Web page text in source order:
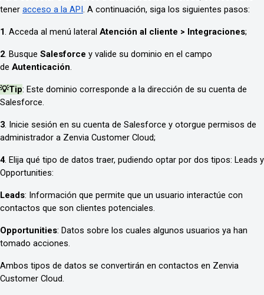
tener acceso a la API. A continuación, siga los siguientes pasos:
1. Acceda al menú lateral Atención al cliente > Integraciones;
2. Busque Salesforce y valide su dominio en el campo
de Autenticación.
💡Tip: Este dominio corresponde a la dirección de su cuenta de
Salesforce.
3. Inicie sesión en su cuenta de Salesforce y otorgue permisos de
administrador a Zenvia Customer Cloud;
4. Elija qué tipo de datos traer, pudiendo optar por dos tipos: Leads y
Opportunities:
Leads: Información que permite que un usuario interactúe con
contactos que son clientes potenciales.
Opportunities: Datos sobre los cuales algunos usuarios ya han
tomado acciones.
Ambos tipos de datos se convertirán en contactos en Zenvia
Customer Cloud.